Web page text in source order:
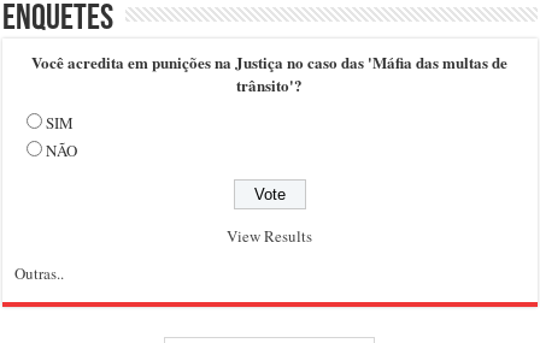
Enquetes
Você acredita em punições na Justiça no caso das 'Máfia das multas de
trânsito'?
SIM
NÃO
View Results
Outras..